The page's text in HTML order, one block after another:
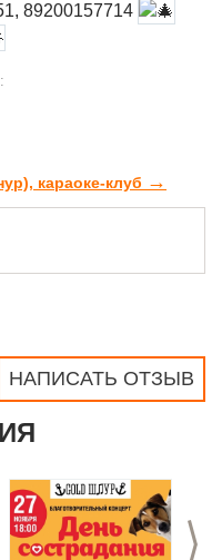
89200157714
караоке-клуб →
НАПИСАТЬ ОТЗЫВ
>